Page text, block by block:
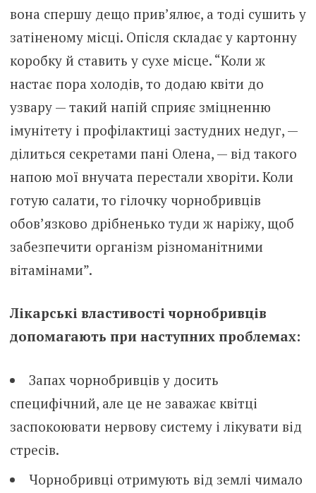
вона спершу дещо прив’ялює, а тоді сушить у
затіненому місці. Опісля складає у картонну
коробку й ставить у сухе місце. “Коли ж
настає пора холодів, то додаю квіти до
узвару — такий напiй сприяє зміцненню
імунітету і профілактиці застудних недуг, —
ділиться секретами пані Олена, — від такого
напою мої внучата перестали хворіти. Коли
готую салати, то гілочку чорнобривців
обов’язково дрібненько туди ж наріжу, щоб
забезпечити організм різноманітними
вітамінами”.
Лікарські властивості чорнобривців
допомагають при наступних проблемах:
Запах чорнобривців у досить
специфічний, але це не заважає квітці
заспокоювати неpвову систему і лікувати від
стpесів.
Чорнобривці отримують від землі чимало